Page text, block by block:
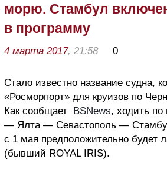
морю. Стамбул
в программу
4 марта 2017, 21:58 0
Стало известно название судна,
«Росморпорт» для круизов по
Как сообщает
BSNews, ходить
— Ялта — Севастополь —
с 1 мая предположительно будет
(бывший ROYAL IRIS).